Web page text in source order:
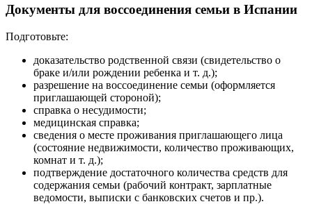
Документы для воссоединения семьи в Испании
Подготовьте:
доказательство родственной связи (свидетельство о
браке и/или рождении ребенка и т. д.);
разрешение на воссоединение семьи (оформляется
приглашающей стороной);
справка о несудимости;
медицинская справка;
сведения о месте проживания приглашающего лица
(состояние недвижимости, количество проживающих,
комнат и т. д.);
подтверждение достаточного количества средств для
содержания семьи (рабочий контракт, зарплатные
ведомости, выписки с банковских счетов и пр.).